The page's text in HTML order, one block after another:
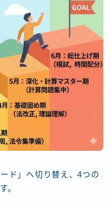
ド」へ切り替え、4つの
。